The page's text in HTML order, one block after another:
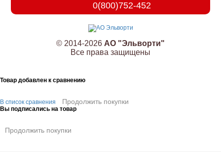
0(800)752-452
© 2014-2026 АО "Эльворти"
Все права защищены
Товар добавлен к сравнению
В список сравнения Продолжить покупки
Вы подписались на товар
Продолжить покупки